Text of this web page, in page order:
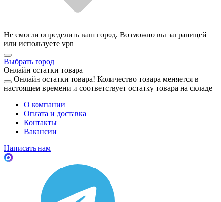
Не смогли определить ваш город. Возможно вы заграницей
или используете vpn
Выбрать город
Онлайн остатки товара
Онлайн остатки товара! Количество товара меняется в
настоящем времени и соответствует остатку товара на складе
О компании
Оплата и доставка
Контакты
Вакансии
Написать нам